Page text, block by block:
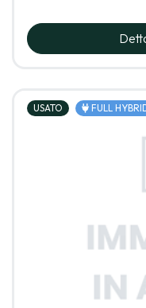
USATO FULL